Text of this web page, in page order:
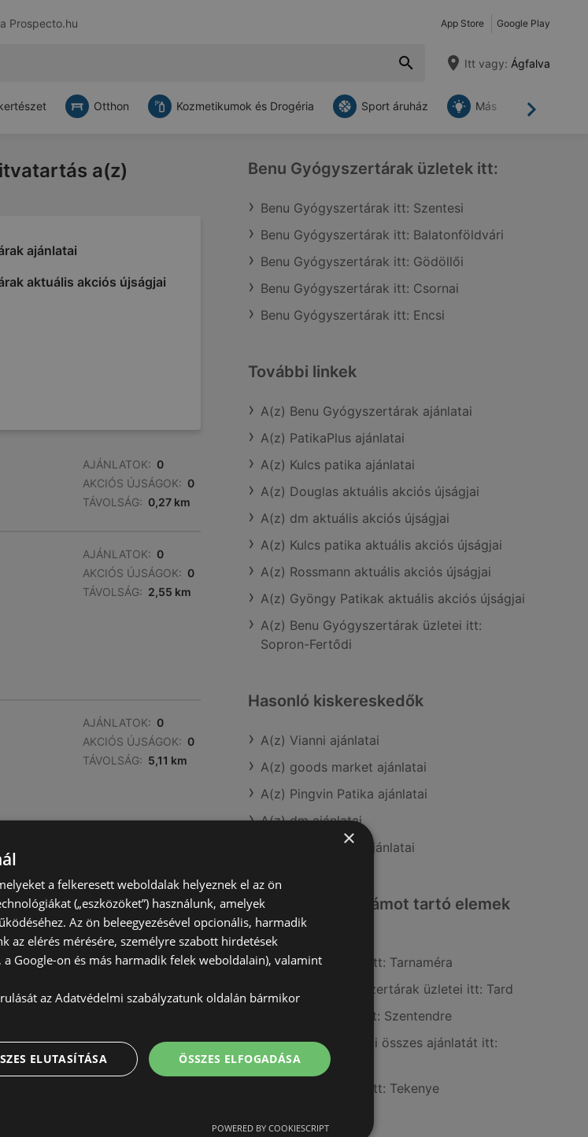
Prospecto.hu App Store Google Play
Itt vagy: Ágfalva
Tovább
Otthon Kozmetikumok és Drogéria Sport áruház Más
a(z)
ajánlatai
aktuális akciós újságjai
AJÁNLATOK: 0
AKCIÓS ÚJSÁGOK: 0
TÁVOLSÁG: 0,27 km
AJÁNLATOK: 0
AKCIÓS ÚJSÁGOK: 0
TÁVOLSÁG: 2,55 km
AJÁNLATOK: 0
AKCIÓS ÚJSÁGOK: 0
TÁVOLSÁG: 5,11 km
TÁVOLSÁG:
7,03 km
Benu Gyógyszertárak üzletek itt:
Benu Gyógyszertárak itt: Szentesi
Benu Gyógyszertárak itt: Balatonföldvári
Benu Gyógyszertárak itt: Gödöllői
Benu Gyógyszertárak itt: Csornai
Benu Gyógyszertárak itt: Encsi
További linkek
A(z) Benu Gyógyszertárak ajánlatai
A(z) PatikaPlus ajánlatai
A(z) Kulcs patika ajánlatai
A(z) Douglas aktuális akciós újságjai
A(z) dm aktuális akciós újságjai
A(z) Kulcs patika aktuális akciós újságjai
A(z) Rossmann aktuális akciós újságjai
A(z) Gyöngy Patikak aktuális akciós újságjai
A(z) Benu Gyógyszertárak üzletei itt:
Sopron-Fertődi
Hasonló kiskereskedők
A(z) Vianni ajánlatai
A(z) goods market ajánlatai
A(z) Pingvin Patika ajánlatai
A(z) dm ajánlatai
A(z) Kulcs patika ajánlatai
Érdeklődésre számot tartó elemek
itt:
A(z) Coop üzletei itt: Tarnaméra
A(z) Alma Gyógyszertárak üzletei itt: Tard
A(z) Spar üzletei itt: Szentendre
Mutassa a(z) Vianni összes ajánlatát itt:
Sopron
A(z) Coop üzletei itt: Tekenye
×
a felkeresett weboldalak helyeznek el az ön
(„eszközöket”) használunk, amelyek
Az ön beleegyezésével opcionális, harmadik
az elérés mérésére, személyre szabott hirdetések
Google-on és más harmadik felek weboldalain), valamint
az Adatvédelmi szabályzatunk oldalán bármikor
ÖSSZES ELFOGADÁSA
ELUTASÍTÁSA
POWERED BY COOKIESCRIPT